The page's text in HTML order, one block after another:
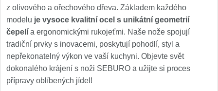
z olivového a ořechového dřeva. Základem každého
modelu je vysoce kvalitní ocel s unikátní geometrií
čepelí a ergonomickými rukojeťmi. Naše nože spojují
tradiční prvky s inovacemi, poskytují pohodlí, styl a
nepřekonatelný výkon ve vaší kuchyni. Objevte svět
dokonalého krájení s noži SEBURO a užijte si proces
přípravy oblíbených jídel!